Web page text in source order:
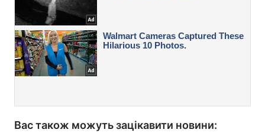
Вас також можуть зацікавити новини: